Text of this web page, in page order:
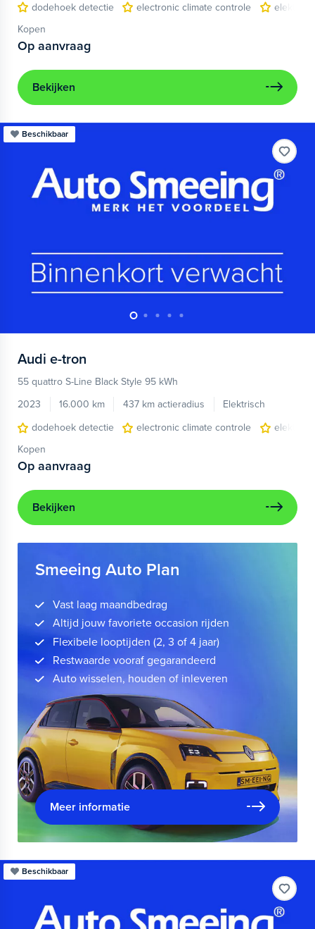
dodehoek detectie
electronic climate controle
Kopen
Op aanvraag
Bekijken
Beschikbaar
Audi e-tron
55 quattro S-Line Black Style 95 kWh
2023
16.000 km 437 km actieradius
Elektrisch
dodehoek detectie
electronic climate controle
Kopen
Op aanvraag
Bekijken
Smeeing Auto Plan
Vast laag maandbedrag
Altijd jouw favoriete occasion rijden
Flexibele looptijden (2, 3 of 4 jaar)
Restwaarde vooraf gegarandeerd
Auto wisselen, houden of inleveren
Meer informatie
Beschikbaar